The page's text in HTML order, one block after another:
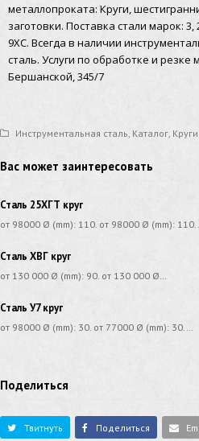
металлопроката: Круги,
заготовки. Поставка стали марок: 3,
9ХС. Всегда в наличии
сталь. Услуги по обработке и резке
Бершанской, 345/7
Инструментальная сталь Каталог
Вас может заинтересовать
Сталь 25ХГТ круг
от 98000 Ø (mm): 110. от 98000 Ø (mm): 110.…
Сталь ХВГ круг
от 130 000 Ø (mm): 90. от 130 000 Ø…
Сталь У7 круг
от 98000 Ø (mm): 30. от 77000 Ø (mm): 30.…
Поделиться
Твитнуть Поделиться